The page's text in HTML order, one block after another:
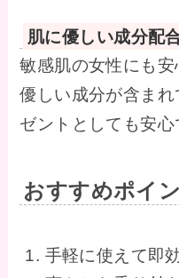
肌に優しい成分配
敏感肌の女性にも
優しい成分が含ま
ゼントとしても安心
おすすめポイ
手軽に使えて即